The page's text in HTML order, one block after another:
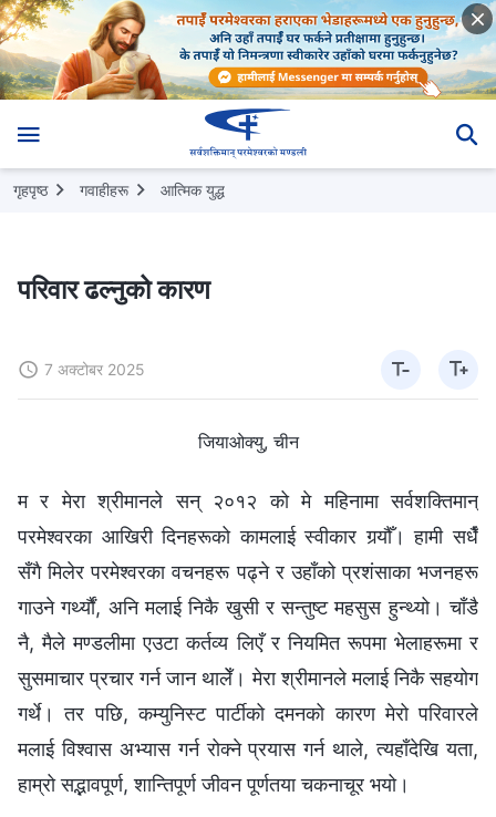
गृहपृष्ठ गवाहीहरू आत्मिक युद्ध
परिवार ढल्‍नुको कारण
7 अक्टोबर 2025
जियाओक्यु, चीन
म र मेरा श्रीमानले सन् २०१२ को मे महिनामा सर्वशक्तिमान्‌
परमेश्‍वरका आखिरी दिनहरूको कामलाई स्वीकार गर्‍यौँ। हामी सधैँ
सँगै मिलेर परमेश्‍वरका वचनहरू पढ्ने र उहाँको प्रशंसाका भजनहरू
गाउने गर्थ्यौं, अनि मलाई निकै खुसी र सन्तुष्ट महसुस हुन्थ्यो। चाँडै
नै, मैले मण्डलीमा एउटा कर्तव्य लिएँ र नियमित रूपमा भेलाहरूमा र
सुसमाचार प्रचार गर्न जान थालेँ। मेरा श्रीमानले मलाई निकै सहयोग
गर्थे। तर पछि, कम्युनिस्ट पार्टीको दमनको कारण मेरो परिवारले
मलाई विश्‍वास अभ्यास गर्न रोक्‍ने प्रयास गर्न थाले, त्यहाँदेखि यता,
हाम्रो सद्भावपूर्ण, शान्तिपूर्ण जीवन पूर्णतया चकनाचूर भयो।